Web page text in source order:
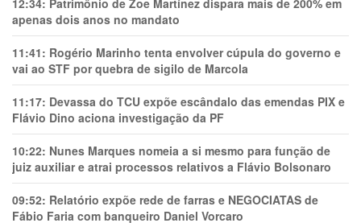
12:34: Patrimônio de Zoe Martínez dispara mais de 200% em
apenas dois anos no mandato
11:41: Rogério Marinho tenta envolver cúpula do governo e
vai ao STF por quebra de sigilo de Marcola
11:17: Devassa do TCU expõe escândalo das emendas PIX e
Flávio Dino aciona investigação da PF
10:22: Nunes Marques nomeia a si mesmo para função de
juiz auxiliar e atrai processos relativos a Flávio Bolsonaro
09:52: Relatório expõe rede de farras e NEGOCIATAS de
Fábio Faria com banqueiro Daniel Vorcaro